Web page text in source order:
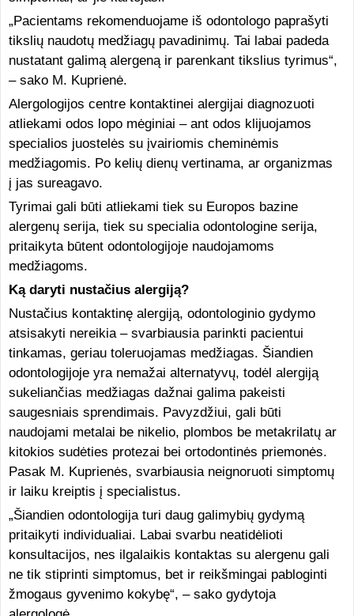
„Pacientams rekomenduojame iš odontologo paprašyti
tikslių naudotų medžiagų pavadinimų. Tai labai padeda
nustatant galimą alergeną ir parenkant tikslius tyrimus“,
– sako M. Kuprienė.
Alergologijos centre kontaktinei alergijai diagnozuoti
atliekami odos lopo mėginiai – ant odos klijuojamos
specialios juostelės su įvairiomis cheminėmis
medžiagomis. Po kelių dienų vertinama, ar organizmas
į jas sureagavo.
Tyrimai gali būti atliekami tiek su Europos bazine
alergenų serija, tiek su specialia odontologine serija,
pritaikyta būtent odontologijoje naudojamoms
medžiagoms.
Ką daryti nustačius alergiją?
Nustačius kontaktinę alergiją, odontologinio gydymo
atsisakyti nereikia – svarbiausia parinkti pacientui
tinkamas, geriau toleruojamas medžiagas. Šiandien
odontologijoje yra nemažai alternatyvų, todėl alergiją
sukeliančias medžiagas dažnai galima pakeisti
saugesniais sprendimais. Pavyzdžiui, gali būti
naudojami metalai be nikelio, plombos be metakrilatų ar
kitokios sudėties protezai bei ortodontinės priemonės.
Pasak M. Kuprienės, svarbiausia neignoruoti simptomų
ir laiku kreiptis į specialistus.
„Šiandien odontologija turi daug galimybių gydymą
pritaikyti individualiai. Labai svarbu neatidėlioti
konsultacijos, nes ilgalaikis kontaktas su alergenu gali
ne tik stiprinti simptomus, bet ir reikšmingai pabloginti
žmogaus gyvenimo kokybę“, – sako gydytoja